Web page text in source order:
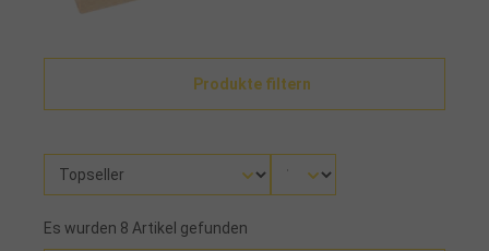
Produkte filtern
Es wurden 8 Artikel gefunden